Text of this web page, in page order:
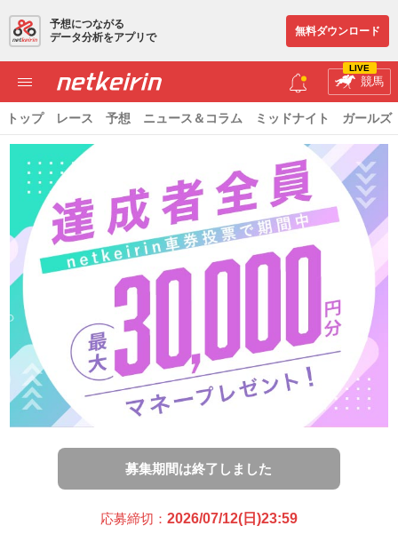
予想につながる
データ分析をアプリで
無料ダウンロード
LIVE
競馬
トップ レース 予想 ニュース＆コラム ミッドナイト ガールズ
募集期間は終了しました
応募締切： 2026/07/12(日)23:59